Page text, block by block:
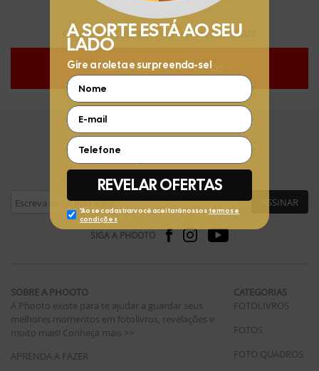
Compre hoje (10/08/2026) e faça até 30/11/2026
COMPRE AGORA E FAÇA DEPOIS
FIQUE POR DENTRO
Receba ofertas exclusivas da Phooto no seu e-mail
ASSINAR
SIGA A PHOOTO
SOBRE A PHOOTO
A Phooto existe para te ajudar a guardar seus
melhores momentos em fotolivros, revelações e
muito mais! Conheça mais >>
APRENDA A FAZER
CATEGORIAS
FOTOLIVROS
FOTOS
FOTO QUADROS